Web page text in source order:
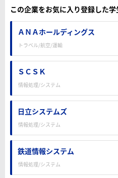
この企業をお気に入り登録した
ＡＮＡホールディングス
トラベル/航空/運輸
ＳＣＳＫ
情報処理/システム
日立システムズ
情報処理/システム
鉄道情報システム
情報処理/システム